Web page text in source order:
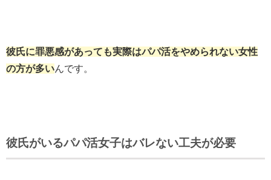
彼氏に罪悪感があっても実際はパパ活をやめられない女性
の方が多いんです。
彼氏がいるパパ活女子はバレない工夫が必要